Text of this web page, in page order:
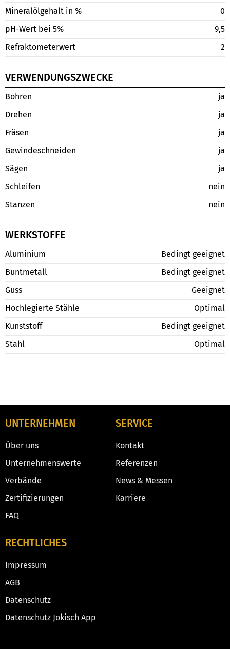
Mineralölgehalt in %
0
pH-Wert bei 5%
9,5
Refraktometerwert
2
VERWENDUNGSZWECKE
Bohren
ja
Drehen
ja
Fräsen
ja
Gewindeschneiden
ja
Sägen
ja
Schleifen
nein
Stanzen
nein
WERKSTOFFE
Aluminium
Bedingt geeignet
Buntmetall
Bedingt geeignet
Guss
Geeignet
Hochlegierte Stähle
Optimal
Kunststoff
Bedingt geeignet
Stahl
Optimal
UNTERNEHMEN
Über uns
Unternehmenswerte
Verbände
Zertifizierungen
FAQ
SERVICE
Kontakt
Referenzen
News & Messen
Karriere
RECHTLICHES
Impressum
AGB
Datenschutz
Datenschutz Jokisch App